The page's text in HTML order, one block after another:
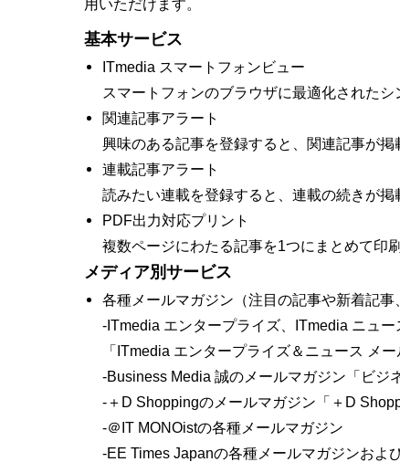
基本サービス
ITmedia スマートフォンビュー
スマートフォンのブラウザに最適化された
関連記事アラート
興味のある記事を登録すると、関連記事が
連載記事アラート
読みたい連載を登録すると、連載の続きが
PDF出力対応プリント
複数ページにわたる記事を1つにまとめて印
メディア別サービス
各種メールマガジン（注目の記事や新着記事
‐ITmedia エンタープライズ、ITmedia ニュ
「ITmedia エンタープライズ＆ニュース メー
‐Business Media 誠のメールマガジン「ビジ
‐＋D Shoppingのメールマガジン「＋D
‐＠IT MONOistの各種メールマガジン
‐EE Times Japanの各種メールマガジンおよ